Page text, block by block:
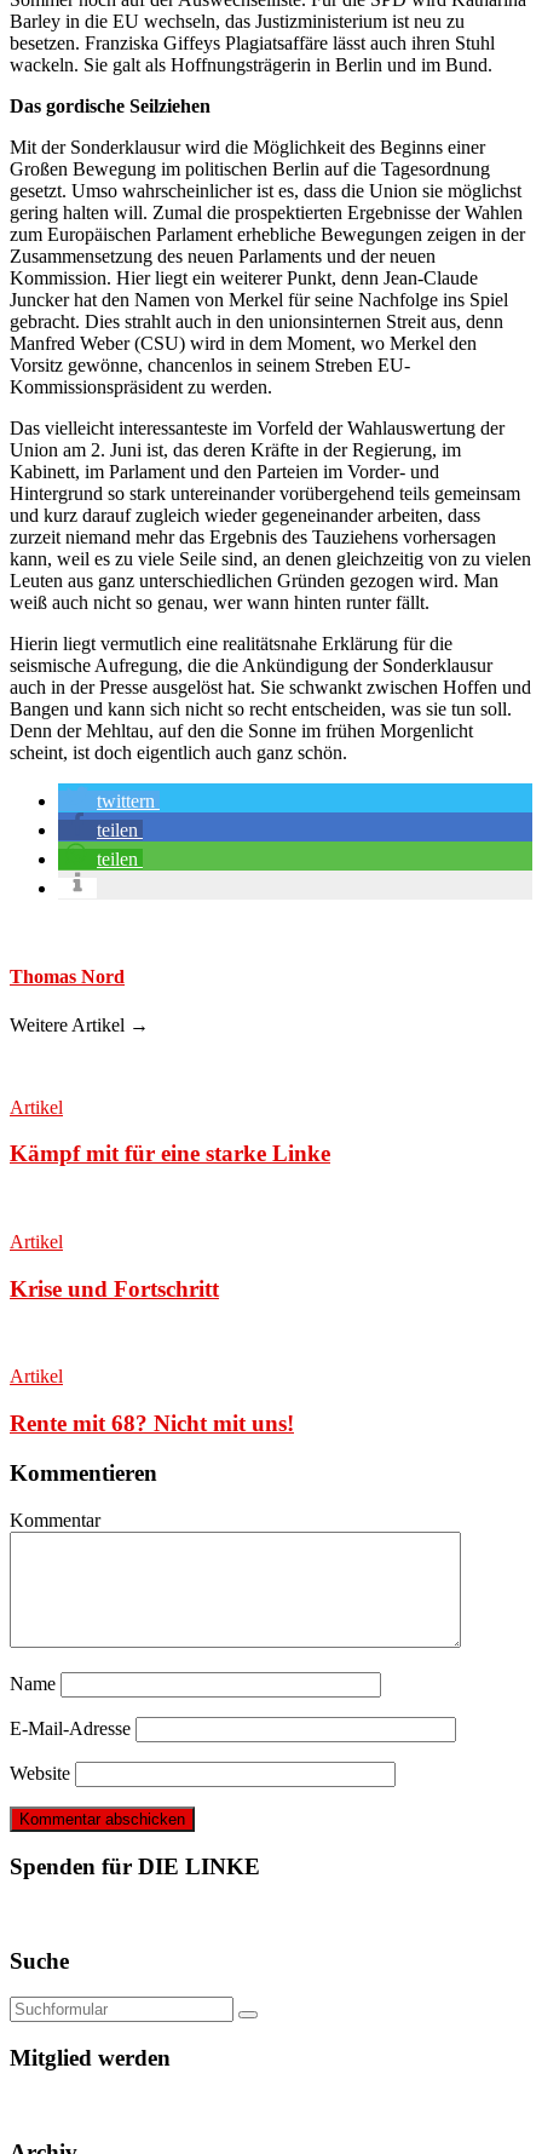
Barley in die EU wechseln, das Justizministerium ist neu zu
besetzen. Franziska Giffeys Plagiatsaffäre lässt auch ihren Stuhl
wackeln. Sie galt als Hoffnungsträgerin in Berlin und im Bund.
Das gordische Seilziehen
Mit der Sonderklausur wird die Möglichkeit des Beginns einer
Großen Bewegung im politischen Berlin auf die Tagesordnung
gesetzt. Umso wahrscheinlicher ist es, dass die Union sie möglichst
gering halten will. Zumal die prospektierten Ergebnisse der Wahlen
zum Europäischen Parlament erhebliche Bewegungen zeigen in der
Zusammensetzung des neuen Parlaments und der neuen
Kommission. Hier liegt ein weiterer Punkt, denn Jean-Claude
Juncker hat den Namen von Merkel für seine Nachfolge ins Spiel
gebracht. Dies strahlt auch in den unionsinternen Streit aus, denn
Manfred Weber (CSU) wird in dem Moment, wo Merkel den
Vorsitz gewönne, chancenlos in seinem Streben EU-
Kommissionspräsident zu werden.
Das vielleicht interessanteste im Vorfeld der Wahlauswertung der
Union am 2. Juni ist, das deren Kräfte in der Regierung, im
Kabinett, im Parlament und den Parteien im Vorder- und
Hintergrund so stark untereinander vorübergehend teils gemeinsam
und kurz darauf zugleich wieder gegeneinander arbeiten, dass
zurzeit niemand mehr das Ergebnis des Tauziehens vorhersagen
kann, weil es zu viele Seile sind, an denen gleichzeitig von zu vielen
Leuten aus ganz unterschiedlichen Gründen gezogen wird. Man
weiß auch nicht so genau, wer wann hinten runter fällt.
Hierin liegt vermutlich eine realitätsnahe Erklärung für die
seismische Aufregung, die die Ankündigung der Sonderklausur
auch in der Presse ausgelöst hat. Sie schwankt zwischen Hoffen und
Bangen und kann sich nicht so recht entscheiden, was sie tun soll.
Denn der Mehltau, auf den die Sonne im frühen Morgenlicht
scheint, ist doch eigentlich auch ganz schön.
twittern
teilen
teilen
Thomas Nord
Weitere Artikel →
Artikel
Kämpf mit für eine starke Linke
Artikel
Krise und Fortschritt
Artikel
Rente mit 68? Nicht mit uns!
Kommentieren
Kommentar
Name
E-Mail-Adresse
Website
Spenden für DIE LINKE
Suche
Mitglied werden